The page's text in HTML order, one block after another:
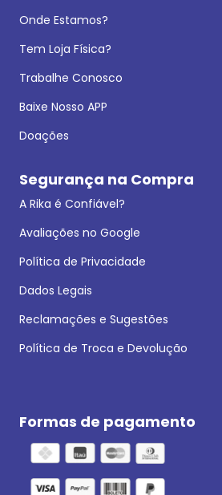
Onde Estamos?
Tem Loja Física?
Trabalhe Conosco
Baixe Nosso APP
Doações
Segurança na Compra
A Rika é Confiável?
Avaliações no Google
Política de Privacidade
Dados Legais
Reclamações e Sugestões
Política de Troca e Devolução
Formas de pagamento